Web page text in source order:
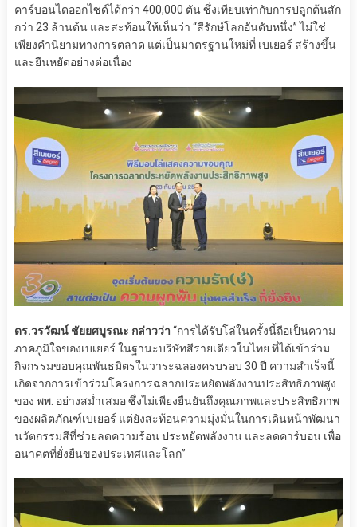
คาร์บอนไดออกไซด์ได้กว่า 400,000 ตัน ซึ่งเทียบเท่ากับการปลูกต้นสัก
กว่า 23 ล้านต้น และสะท้อนให้เห็นว่า “สีรักษ์โลกอันดับหนึ่ง” ไม่ใช่
เพียงคำนิยามทางการตลาด แต่เป็นมาตรฐานใหม่ที่ เบเยอร์ สร้างขึ้น
และยืนหยัดอย่างต่อเนื่อง
ดร.วรวัฒน์ ชัยยศบูรณะ กล่าวว่า “การได้รับโล่ในครั้งนี้ถือเป็นความ
ภาคภูมิใจของเบเยอร์ ในฐานะบริษัทสีรายเดียวในไทย ที่ได้เข้าร่วม
กิจกรรมขอบคุณพันธมิตรในวาระฉลองครบรอบ 30 ปี ความสำเร็จนี้
เกิดจากการเข้าร่วมโครงการฉลากประหยัดพลังงานประสิทธิภาพสูง
ของ พพ. อย่างสม่ำเสมอ ซึ่งไม่เพียงยืนยันถึงคุณภาพและประสิทธิภาพ
ของผลิตภัณฑ์เบเยอร์ แต่ยังสะท้อนความมุ่งมั่นในการเดินหน้าพัฒนา
นวัตกรรมสีที่ช่วยลดความร้อน ประหยัดพลังงาน และลดคาร์บอน เพื่อ
อนาคตที่ยั่งยืนของประเทศและโลก”